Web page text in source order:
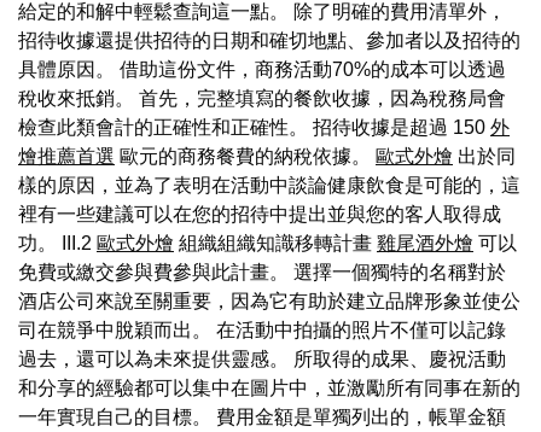
給定的和解中輕鬆查詢這一點。 除了明確的費用清單外，
招待收據還提供招待的日期和確切地點、參加者以及招待的
具體原因。 借助這份文件，商務活動70%的成本可以透過
稅收來抵銷。 首先，完整填寫的餐飲收據，因為稅務局會
檢查此類會計的正確性和正確性。 招待收據是超過 150 外
燴推薦首選 歐元的商務餐費的納稅依據。 歐式外燴 出於同
樣的原因，並為了表明在活動中談論健康飲食是可能的，這
裡有一些建議可以在您的招待中提出並與您的客人取得成
功。 III.2 歐式外燴 組織組織知識移轉計畫 雞尾酒外燴 可以
免費或繳交參與費參與此計畫。 選擇一個獨特的名稱對於
酒店公司來說至關重要，因為它有助於建立品牌形象並使公
司在競爭中脫穎而出。 在活動中拍攝的照片不僅可以記錄
過去，還可以為未來提供靈感。 所取得的成果、慶祝活動
和分享的經驗都可以集中在圖片中，並激勵所有同事在新的
一年實現自己的目標。 費用金額是單獨列出的，帳單金額